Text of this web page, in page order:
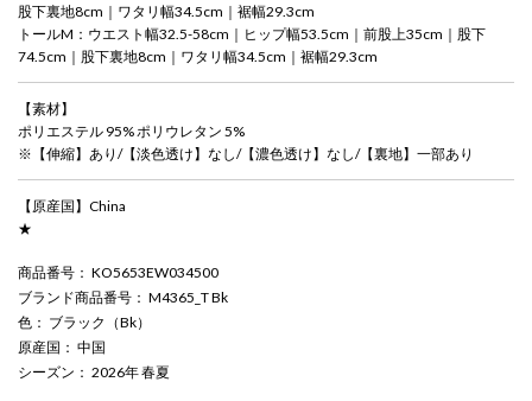
股下裏地8cm｜ワタリ幅34.5cm｜裾幅29.3cm
トールM：ウエスト幅32.5-58cm｜ヒップ幅53.5cm｜前股上35cm｜股下
74.5cm｜股下裏地8cm｜ワタリ幅34.5cm｜裾幅29.3cm
【素材】
ポリエステル 95% ポリウレタン 5%
※【伸縮】あり/【淡色透け】なし/【濃色透け】なし/【裏地】一部あり
【原産国】China
★
商品番号 ： KO5653EW034500
ブランド商品番号 ： M4365_T Bk
色 ： ブラック（Bk）
原産国 ： 中国
シーズン ： 2026年 春夏